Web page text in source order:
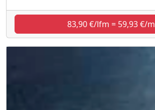
83,90 €/lfm = 59,93 €/